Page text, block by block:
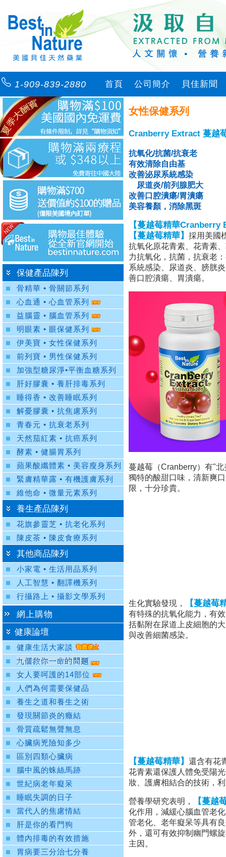
1-909-839-2880 首頁 公司簡介 貝佳新聞
女性保健系列
Cranberry Extract 蔓越
抗氧化/抗菌/抗衰老
有效清除自由基
改善泌尿系統感染
尿道炎/前列腺肥大
改善口腔潰瘍/胃潰瘍
美容養顏，消除黑斑
【蔓越莓精華Cranberry
【蔓越莓精華】 採用美國
抗氧化原花青素、花青素
力抗氧化，抗菌，抗衰老
系統感染、尿道炎、膀胱
善口腔潰瘍、胃潰瘍。
蔓越莓（Cranberry）有"
獨特的酸甜口味，清新爽
限，十分珍貴。
生化實驗發現， 【蔓越莓
有特殊的抗氧化能力，有
括黏附在尿道上皮細胞的
與改善細菌感染。
【蔓越莓精華】 還含有花
花青素還保護人體免受陽
妝、護膚相結合的技術，
營養學研究表明， 【蔓越
化作用，減緩心腦血管老
管老化、老年癡呆等具有
外，還可有效抑制幽門螺
主因。
保健產品陳列
骨精華 • 骨關節系列
心血通 • 心血管系列
益腦靈 • 腦血管系列
明眼素 • 眼保健系列
伊美寶 • 女性保健系列
前列寶 • 男性保健系列
加強型糖尿淨•平衡血糖系列
肝好膠囊 • 養肝排毒系列
睡得香 • 改善睡眠系列
解憂膠囊 • 抗焦慮系列
青春元 • 抗衰老系列
天然茄紅素 • 抗癌系列
酵素 • 健腸胃系列
蘋果酸纖體素 • 美容瘦身系列
緊膚精華露 • 有機護膚系列
維他命 • 微量元素系列
養生產品陳列
花旗參靈芝 • 抗老化系列
陳皮茶 • 陳皮食療系列
其他商品陳列
小家電 • 生活用品系列
人工智慧 • 翻譯機系列
行攝路上 • 攝影文學系列
網上購物
健康論壇
健康生活大家談
女人要呵護的14部位
人們為何需要保健品
養生之道和養生之術
發現關節炎的癥結
骨質疏鬆無聲無息
心臟病兇險知多少
區別四類心臟病
腦中風的蛛絲馬跡
世紀病老年癡呆
睡眠失調的日子
當代人的焦慮情結
肝是你的看門狗
體內排毒的有效措施
胃病要三分治七分養